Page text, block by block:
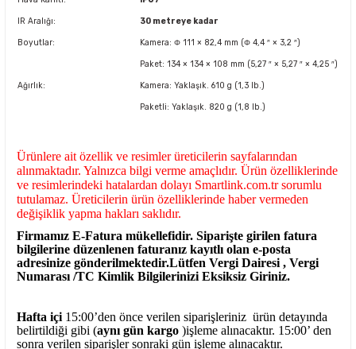
IR Aralığı: 30 metreye kadar
Boyutlar: Kamera: Φ 111 × 82,4 mm (Φ 4,4 ″ × 3,2 ″)
Paket: 134 × 134 × 108 mm (5,27 ″ × 5,27 ″ × 4,25 ″)
Ağırlık: Kamera: Yaklaşık. 610 g (1,3 lb.)
Paketli: Yaklaşık. 820 g (1,8 lb.)
Ürünlere ait özellik ve resimler üreticilerin sayfalarından
alınmaktadır. Yalnızca bilgi verme amaçlıdır. Ürün özelliklerinde
ve resimlerindeki hatalardan dolayı Smartlink.com.tr sorumlu
tutulamaz. Üreticilerin ürün özelliklerinde haber vermeden
değişiklik yapma hakları saklıdır.
Firmamız E-Fatura mükellefidir. Siparişte girilen fatura
bilgilerine düzenlenen faturanız kayıtlı olan e-posta
adresinize gönderilmektedir.Lütfen Vergi Dairesi , Vergi
Numarası /TC Kimlik Bilgilerinizi Eksiksiz Giriniz.
Hafta içi 15:00’den önce verilen siparişleriniz ürün detayında
belirtildiği gibi (aynı gün kargo )işleme alınacaktır. 15:00’ den
sonra verilen siparişler sonraki gün işleme alınacaktır.